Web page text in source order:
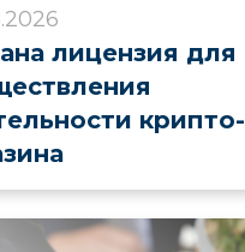
лицензия для
крипто-